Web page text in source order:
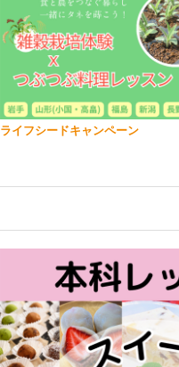
ライフシードキャンペーン